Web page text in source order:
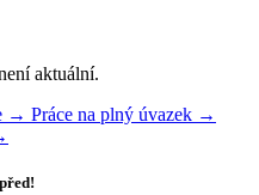
aktuální.
→ Práce na plný úvazek →